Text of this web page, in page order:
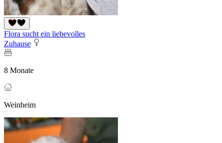
Flora sucht ein liebevolles
Zuhause
8 Monate
Weinheim